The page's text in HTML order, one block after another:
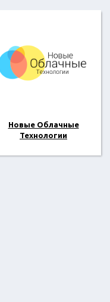
Новые Облачные
Технологии